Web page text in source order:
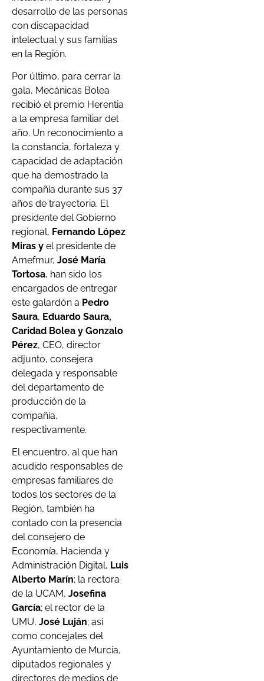
desarrollo de las personas
con discapacidad
intelectual y sus familias
en la Región.
Por último, para cerrar la
gala, Mecánicas Bolea
recibió el premio Herentia
a la empresa familiar del
año. Un reconocimiento a
la constancia, fortaleza y
capacidad de adaptación
que ha demostrado la
compañía durante sus 37
años de trayectoria. El
presidente del Gobierno
regional, Fernando López
Miras y el presidente de
Amefmur, José María
Tortosa, han sido los
encargados de entregar
este galardón a Pedro
Saura, Eduardo Saura,
Caridad Bolea y Gonzalo
Pérez, CEO, director
adjunto, consejera
delegada y responsable
del departamento de
producción de la
compañía,
respectivamente.
El encuentro, al que han
acudido responsables de
empresas familiares de
todos los sectores de la
Región, también ha
contado con la presencia
del consejero de
Economía, Hacienda y
Administración Digital, Luis
Alberto Marín; la rectora
de la UCAM, Josefina
García; el rector de la
UMU, José Luján; así
como concejales del
Ayuntamiento de Murcia,
diputados regionales y
directores de medios de